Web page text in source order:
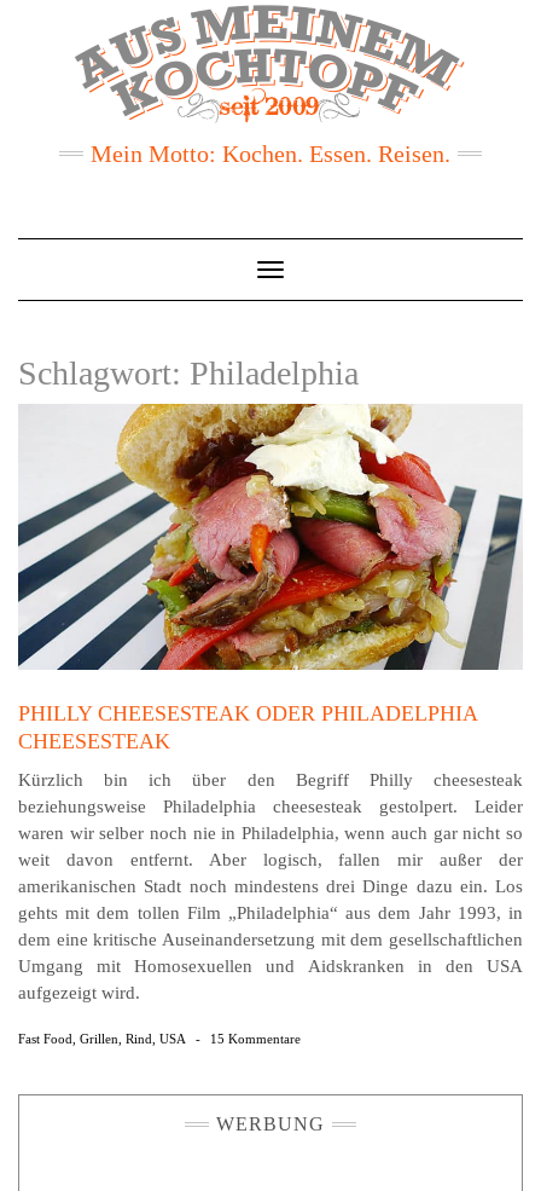
Mein Motto: Kochen. Essen. Reisen.
Toggle
Navigation
Schlagwort: Philadelphia
PHILLY CHEESESTEAK ODER PHILADELPHIA
CHEESESTEAK
Kürzlich bin ich über den Begriff Philly cheesesteak
beziehungsweise Philadelphia cheesesteak gestolpert. Leider
waren wir selber noch nie in Philadelphia, wenn auch gar nicht so
weit davon entfernt. Aber logisch, fallen mir außer der
amerikanischen Stadt noch mindestens drei Dinge dazu ein. Los
gehts mit dem tollen Film „Philadelphia“ aus dem Jahr 1993, in
dem eine kritische Auseinandersetzung mit dem gesell­schaft­lichen
Umgang mit Homosexuellen und Aidskranken in den USA
aufgezeigt wird.
Fast Food Grillen Rind USA - 15 Kommentare
WERBUNG